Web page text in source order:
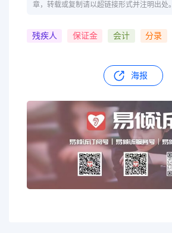
章，转载或复制请以超链接形式并注明出处。
残疾人 保证金 会计 分录
海报